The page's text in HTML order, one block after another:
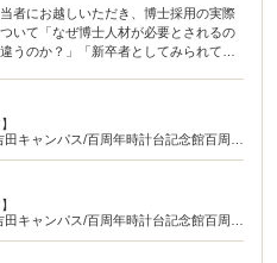
者にお越しいただき、博士採用の実際
いて「なぜ博士人材が必要とされるの
うのか？」「新卒者としてみられてい
キャンパス/百周年時計台記念館百周年
キャンパス/百周年時計台記念館百周年